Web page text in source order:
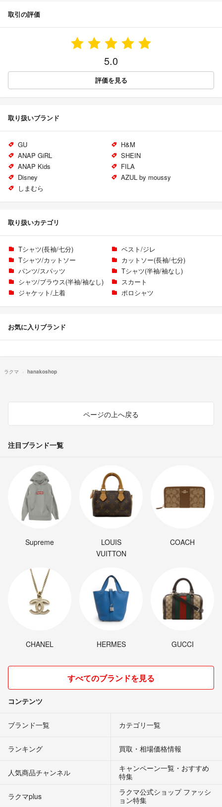
取引の評価
5.0
評価を見る
取り扱いブランド
GU
H&M
ANAP GiRL
SHEIN
ANAP Kids
FILA
Disney
AZUL by moussy
しまむら
取り扱いカテゴリ
Tシャツ(長袖/七分)
ベスト/ジレ
Tシャツ/カットソー
カットソー(長袖/七分)
パンツ/スパッツ
Tシャツ(半袖/袖なし)
シャツ/ブラウス(半袖/袖なし)
スカート
ジャケット/上着
ポロシャツ
お気に入りブランド
ラクマ hanakoshop
ページの上へ戻る
注目ブランド一覧
Supreme
LOUIS
VUITTON
COACH
CHANEL HERMES GUCCI
すべてのブランドを見る
コンテンツ
ブランド一覧 カテゴリ一覧
ランキング 買取・相場価格情報
人気商品チャンネル
キャンペーン一覧・おすすめ
特集
ラクマplus
ラクマ公式ショップ ファッシ
ョン特集